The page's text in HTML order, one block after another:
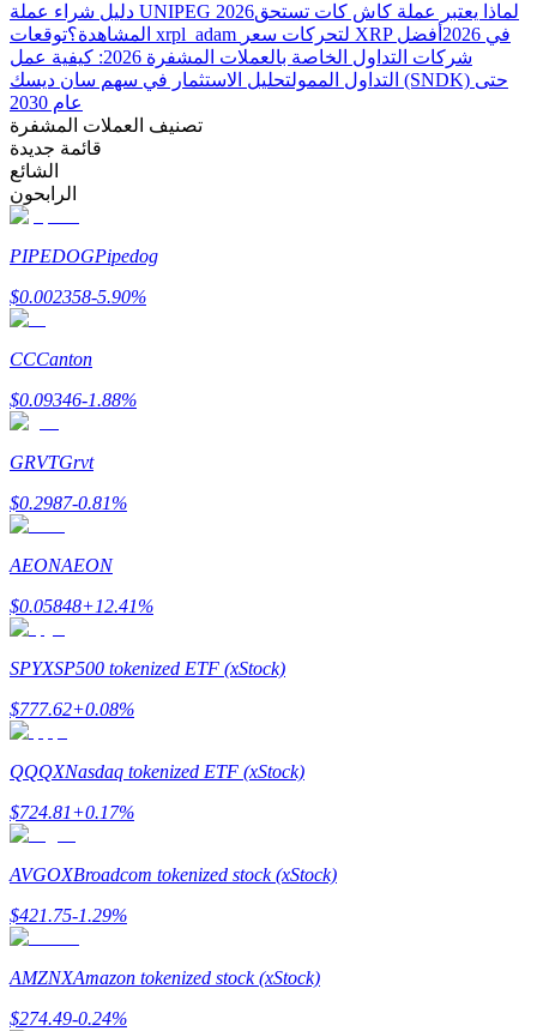
شركاء بيترو
شركاء Bitrue
قم بدعوة صديق لتحصل على مكافآت نقدية
BTC Welcome Rewards
دليل شراء عملة UNIPEG 2026لماذا يعتبر عملة كاش كات تستحق
المشاهدة؟
توقعات xrpl_adam لتحركات سعر XRP في 2026
أفضل
شركات التداول الخاصة بالعملات المشفرة 2026: كيفية عمل
التداول الممولتحليل الاستثمار في سهم سان ديسك (SNDK) حتى
عام 2030
تصنيف العملات المشفرة
قائمة جديدة
الشائع
الرابحون
PIPEDOGPipedog
$0.002358-5.90%
CCCanton
$0.09346-1.88%
GRVTGrvt
$0.2987-0.81%
AEONAEON
$0.05848+12.41%
SPYXSP500 tokenized ETF (xStock)
$777.62+0.08%
QQQXNasdaq tokenized ETF (xStock)
$724.81+0.17%
AVGOXBroadcom tokenized stock (xStock)
$421.75-1.29%
AMZNXAmazon tokenized stock (xStock)
$274.49-0.24%